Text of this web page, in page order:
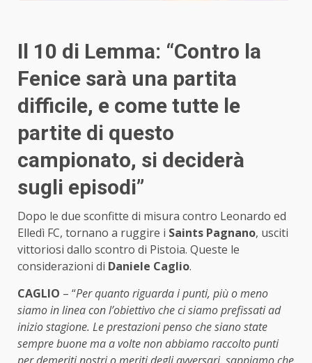
Il 10 di Lemma: “Contro la
Fenice sarà una partita
difficile, e come tutte le
partite di questo
campionato, si deciderà
sugli episodi”
Dopo le due sconfitte di misura contro Leonardo ed
Elledì FC, tornano a ruggire i Saints Pagnano, usciti
vittoriosi dallo scontro di Pistoia. Queste le
considerazioni di Daniele Caglio.
CAGLIO – “Per quanto riguarda i punti, più o meno
siamo in linea con l’obiettivo che ci siamo prefissati ad
inizio stagione. Le prestazioni penso che siano state
sempre buone ma a volte non abbiamo raccolto punti